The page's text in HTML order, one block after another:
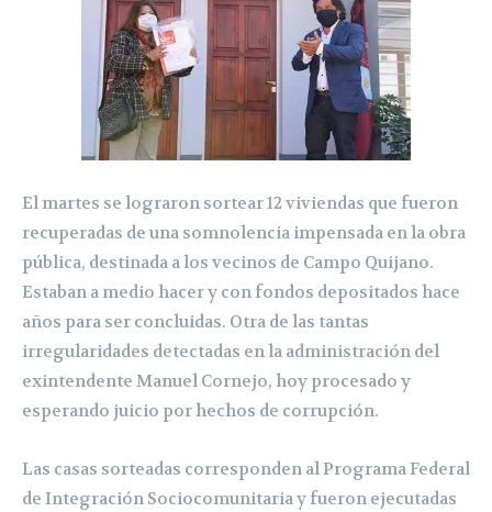
El martes se lograron sortear 12 viviendas que fueron
recuperadas de una somnolencia impensada en la obra
pública, destinada a los vecinos de Campo Quijano.
Estaban a medio hacer y con fondos depositados hace
años para ser concluidas. Otra de las tantas
irregularidades detectadas en la administración del
exintendente Manuel Cornejo, hoy procesado y
esperando juicio por hechos de corrupción.
Las casas sorteadas corresponden al Programa Federal
de Integración Sociocomunitaria y fueron ejecutadas